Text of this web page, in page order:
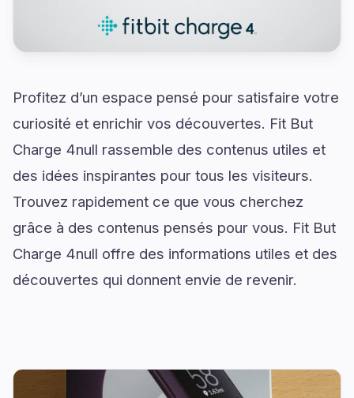
Profitez d’un espace pensé pour satisfaire votre
curiosité et enrichir vos découvertes. Fit But
Charge 4null rassemble des contenus utiles et
des idées inspirantes pour tous les visiteurs.
Trouvez rapidement ce que vous cherchez
grâce à des contenus pensés pour vous. Fit But
Charge 4null offre des informations utiles et des
découvertes qui donnent envie de revenir.